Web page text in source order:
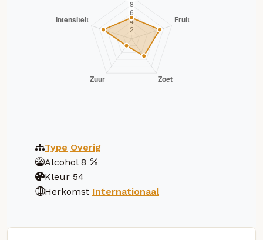
Type Overig
Alcohol 8
Kleur 54
Herkomst Internationaal